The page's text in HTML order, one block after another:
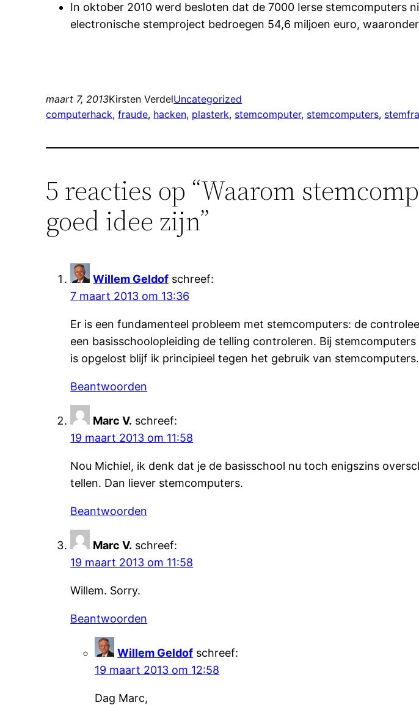
In oktober 2010 werd besloten dat de 7000 Ierse stemcomputers
electronische stemproject bedroegen 54,6 miljoen euro,
maart 7, 2013Kirsten VerdelUncategorized
computerhack, fraude, hacken, plasterk, stemcomputer, stemcomputers,
5 reacties op “Waarom
goed idee zijn”
Willem Geldof schreef:
7 maart 2013 om 13:36
Er is een fundamenteel probleem met stemcomputers: de
een basisschoolopleiding de telling controleren. Bij
is opgelost blijf ik principieel tegen het gebruik van stemcomputers.
Beantwoorden
Marc V. schreef:
19 maart 2013 om 11:58
Nou Michiel, ik denk dat je de basisschool nu toch enigszins
tellen. Dan liever stemcomputers.
Beantwoorden
Marc V. schreef:
19 maart 2013 om 11:58
Willem. Sorry.
Beantwoorden
Willem Geldof schreef:
19 maart 2013 om 12:58
Dag Marc,